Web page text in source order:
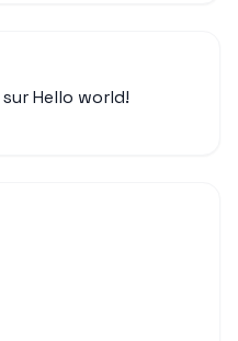
surHello world!